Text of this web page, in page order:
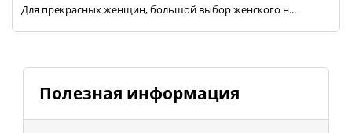
Полезная информация
Для прекрасных женщин, большой выбор женского н...